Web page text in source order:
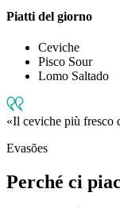
Piatti del giorno
Ceviche
Pisco Sour
Lomo Saltado
Il ceviche più fresco
Evasões
Perché ci